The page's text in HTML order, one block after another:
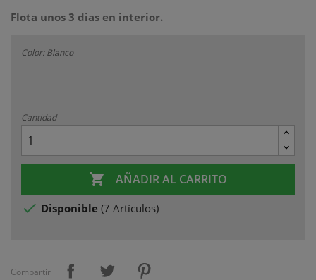
Flota unos 3 dias en interior.
Color: Blanco
Cantidad
 AÑADIR AL CARRITO
 Disponible (7 Artículos)
Compartir